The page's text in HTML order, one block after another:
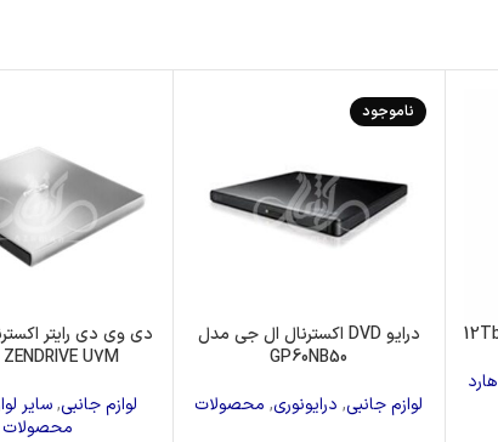
هارد
ناموجود
درایو DVD اکسترنال ال جی مدل
GP60NB50
لوازم جانبی, درایونوری, محصولات
دی وی دی رایتر
U7M
لوازم جانبی,سایر
محصولات